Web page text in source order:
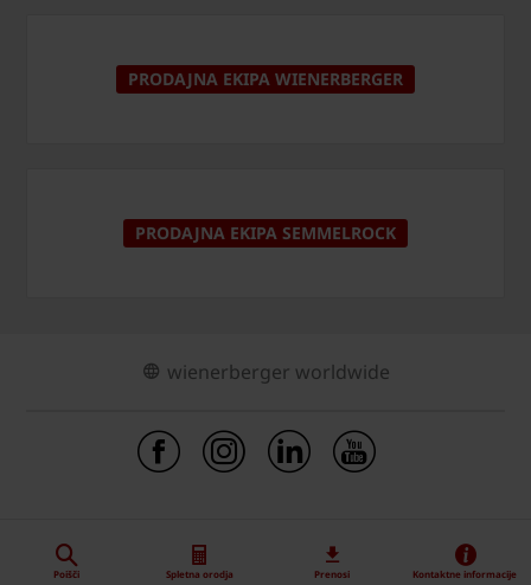
Poišči Spletna orodja Prenosi Kontaktne informacije
PRODAJNA EKIPA WIENERBERGER
PRODAJNA EKIPA SEMMELROCK
wienerberger worldwide